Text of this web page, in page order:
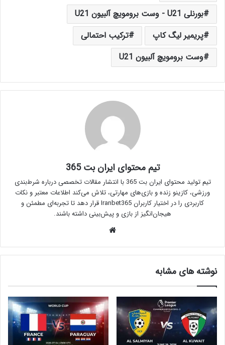
بورنلی U21 - وست برومویچ آلبیون U21
پریمیر لیگ کاپ
ترکیب احتمالی
وست برومویچ آلبیون U21
تیم محتوای ایران بت 365
تیم تولید محتوای ایران بت 365 با انتشار مقالات تخصصی درباره شرط‌بندی
ورزشی، کازینو زنده و بازی‌های مهارتی، تلاش می‌کند اطلاعات معتبر و نکات
کاربردی را در اختیار کاربران Iranbet365 قرار دهد تا تجربه‌ای مطمئن و
هیجان‌انگیز از بازی و پیش‌بینی داشته باشند.
نوشته های مشابه